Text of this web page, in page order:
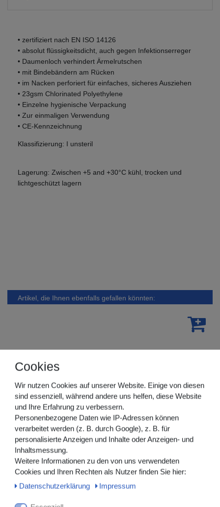
• zertifiziert nach EN ISO 14126
• absolut flüssigkeitsdicht, auch gegen Infektionserreger
• Daumenloch verhindert Ärmelrutschen
• mit Bindebändern am Rücken
• im Nacken perforiert für einfaches, sicheres Ausziehen
• 23gsm Chlorinated Polyethylene
• Einzelne hygienische Verpackung
• Zur einmaligen Verwendung
• CE-Kennzeichnung
Klassifizierung: I unsteril
Lagerung: Zwischen +5 and +30°C kühl, trocken und
lichtgeschützt lagern
Artikel, die Ihnen ebenfalls gefallen könnten:
Cookies
Wir nutzen Cookies auf unserer Website. Einige von diesen
sind essenziell, während andere uns helfen, diese Website
und Ihre Erfahrung zu verbessern.
Personenbezogene Daten wie IP-Adressen können
verarbeitet werden (z. B. durch Google), z. B. für
personalisierte Anzeigen und Inhalte oder Anzeigen- und
Inhaltsmessung.
Weitere Informationen zu den von uns verwendeten
Cookies und Ihren Rechten als Nutzer finden Sie hier:
Daten­schutz­erklärung
Impressum